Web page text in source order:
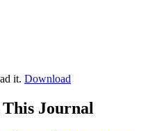
it. Download
Journal